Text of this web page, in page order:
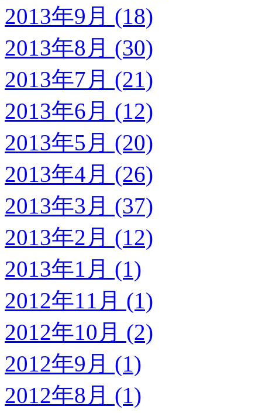
2013年9月 (18)
2013年8月 (30)
2013年7月 (21)
2013年6月 (12)
2013年5月 (20)
2013年4月 (26)
2013年3月 (37)
2013年2月 (12)
2013年1月 (1)
2012年11月 (1)
2012年10月 (2)
2012年9月 (1)
2012年8月 (1)